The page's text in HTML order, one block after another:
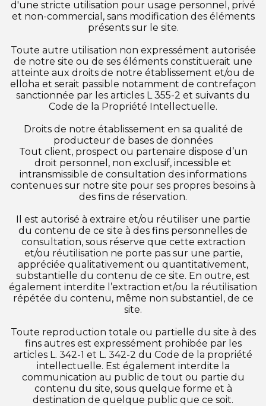
d'une stricte utilisation pour usage personnel, privé
et non-commercial, sans modification des éléments
présents sur le site.
Toute autre utilisation non expressément autorisée
de notre site ou de ses éléments constituerait une
atteinte aux droits de notre établissement et/ou de
elloha et serait passible notamment de contrefaçon
sanctionnée par les articles L 355-2 et suivants du
Code de la Propriété Intellectuelle.
Droits de notre établissement en sa qualité de
producteur de bases de données
Tout client, prospect ou partenaire dispose d’un
droit personnel, non exclusif, incessible et
intransmissible de consultation des informations
contenues sur notre site pour ses propres besoins à
des fins de réservation.
Il est autorisé à extraire et/ou réutiliser une partie
du contenu de ce site à des fins personnelles de
consultation, sous réserve que cette extraction
et/ou réutilisation ne porte pas sur une partie,
appréciée qualitativement ou quantitativement,
substantielle du contenu de ce site. En outre, est
également interdite l’extraction et/ou la réutilisation
répétée du contenu, même non substantiel, de ce
site.
Toute reproduction totale ou partielle du site à des
fins autres est expressément prohibée par les
articles L. 342-1 et L. 342-2 du Code de la propriété
intellectuelle. Est également interdite la
communication au public de tout ou partie du
contenu du site, sous quelque forme et à
destination de quelque public que ce soit.